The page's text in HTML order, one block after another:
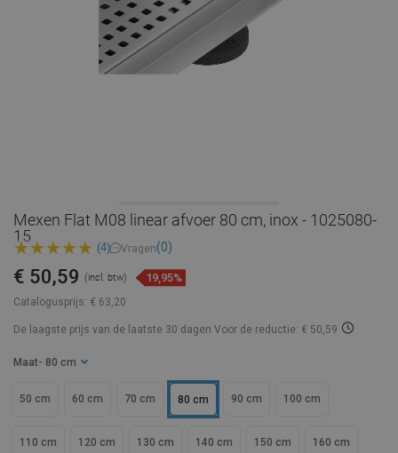
Mexen Flat M08 linear afvoer 80 cm, inox - 1025080-
15
(4) Vragen(0)
Catalogusprijs: € 63,20
€ 50,59 (incl. btw) 19,95%
De laagste prijs van de laatste 30 dagen Voor de reductie: € 50,59
Maat - 80 cm
50 cm 60 cm 70 cm 80 cm 90 cm 100 cm
110 cm 120 cm 130 cm 140 cm 150 cm 160 cm